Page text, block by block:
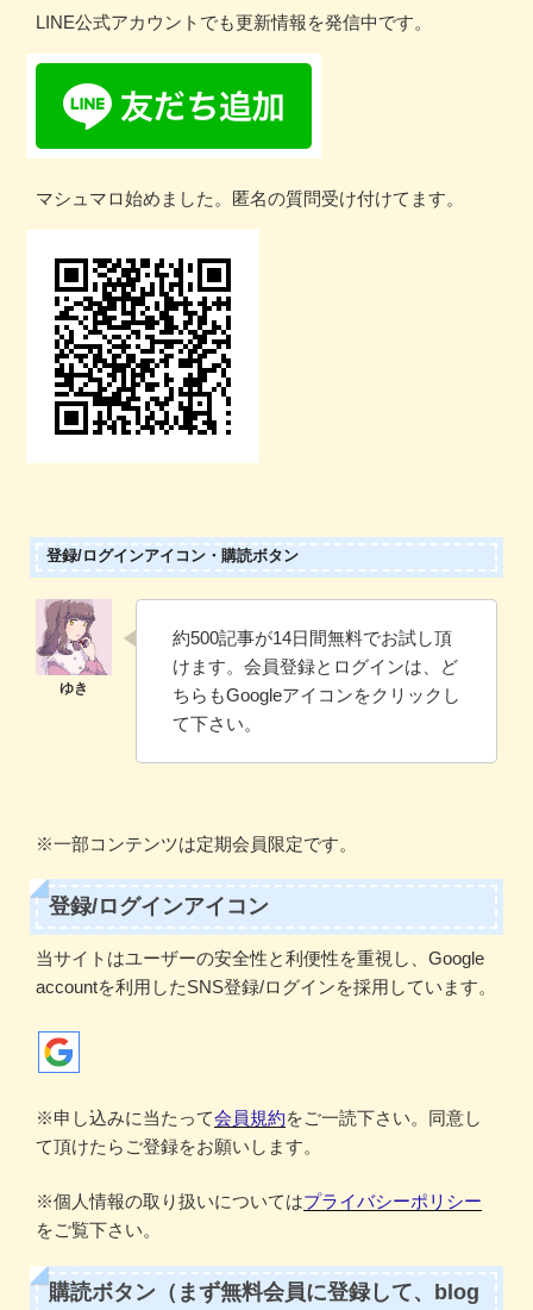
LINE公式アカウントでも更新情報を発信中です。
マシュマロ始めました。匿名の質問受け付けてます。
登録/ログインアイコン・購読ボタン
約500記事が14日間無料でお試し頂
けます。会員登録とログインは、ど
ちらもGoogleアイコンをクリックし
て下さい。
※一部コンテンツは定期会員限定です。
登録/ログインアイコン
当サイトはユーザーの安全性と利便性を重視し、Google
accountを利用したSNS登録/ログインを採用しています。
※申し込みに当たって会員規約をご一読下さい。同意し
て頂けたらご登録をお願いします。
※個人情報の取り扱いについてはプライバシーポリシー
をご覧下さい。
購読ボタン（まず無料会員に登録して、blog